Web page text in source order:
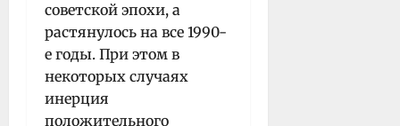
советской эпохи, а
растянулось на все 1990-
е годы. При этом в
некоторых случаях
инерция
положительного